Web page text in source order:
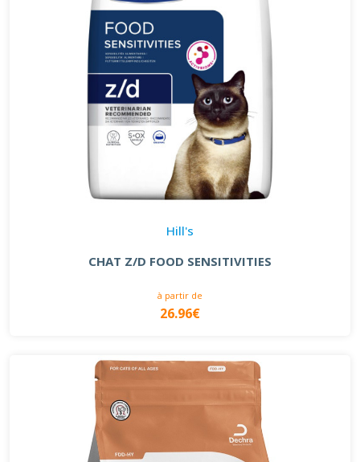
Hill's
CHAT Z/D FOOD SENSITIVITIES
à partir de
26.96€